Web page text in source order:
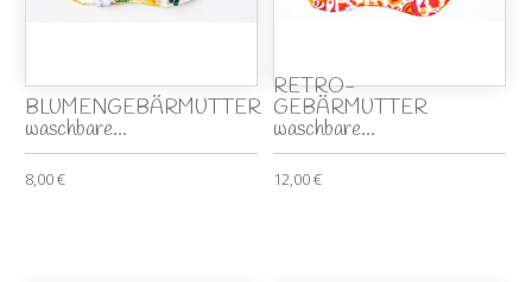
BLUMENGEBÄRMUTTER
waschbare...
8,00 €
RETRO-
GEBÄRMUTTER
waschbare...
12,00 €